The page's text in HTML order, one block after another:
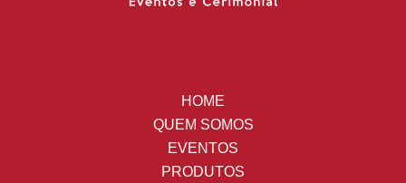
HOME
QUEM SOMOS
EVENTOS
PRODUTOS